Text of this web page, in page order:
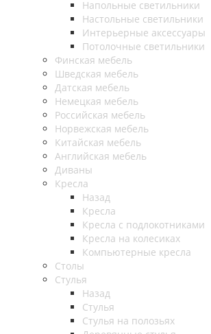
Напольные светильники
Настольные светильники
Интерьерные аксессуары
Потолочные светильники
Финская мебель
Шведская мебель
Датская мебель
Немецкая мебель
Российская мебель
Норвежская мебель
Китайская мебель
Английская мебель
Диваны
Кресла
Назад
Кресла
Кресла с подлокотниками
Кресла на колесиках
Компьютерные кресла
Столы
Стулья
Назад
Стулья
Стулья на полозьях